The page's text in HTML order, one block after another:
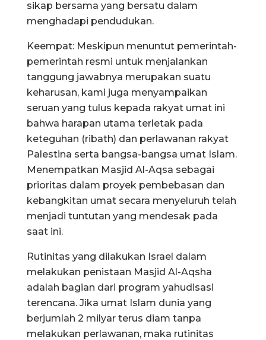
sikap bersama yang bersatu dalam
menghadapi pendudukan.
Keempat: Meskipun menuntut pemerintah-
pemerintah resmi untuk menjalankan
tanggung jawabnya merupakan suatu
keharusan, kami juga menyampaikan
seruan yang tulus kepada rakyat umat ini
bahwa harapan utama terletak pada
keteguhan (ribath) dan perlawanan rakyat
Palestina serta bangsa-bangsa umat Islam.
Menempatkan Masjid Al-Aqsa sebagai
prioritas dalam proyek pembebasan dan
kebangkitan umat secara menyeluruh telah
menjadi tuntutan yang mendesak pada
saat ini.
Rutinitas yang dilakukan Israel dalam
melakukan penistaan Masjid Al-Aqsha
adalah bagian dari program yahudisasi
terencana. Jika umat Islam dunia yang
berjumlah 2 milyar terus diam tanpa
melakukan perlawanan, maka rutinitas